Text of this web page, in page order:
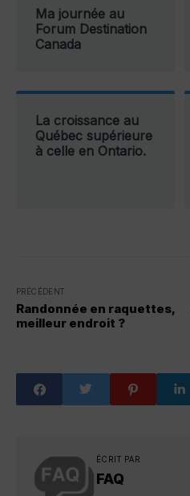
Ma journée au
Forum Destination
Canada
La croissance au
Québec supérieure
à celle en Ontario.
PRÉCÉDENT
Randonnée en raquettes,
meilleur endroit ?
ÉCRIT PAR
FAQ